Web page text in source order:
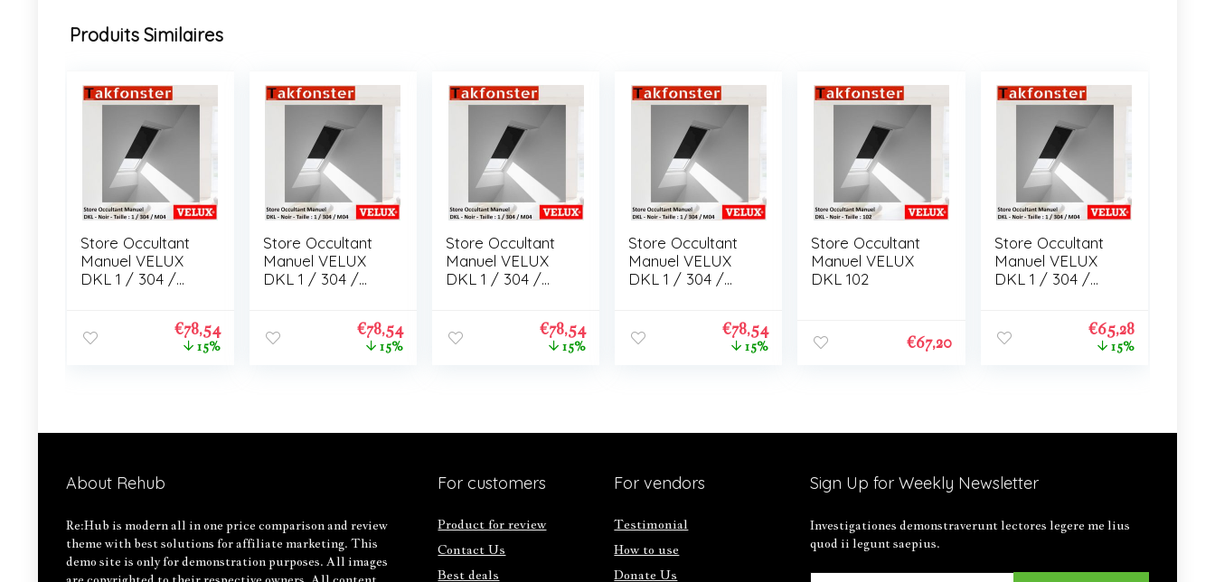
Produits Similaires
Store Occultant
Manuel VELUX
DKL 1 / 304 /
€78,54
15%
Store Occultant
Manuel VELUX
DKL 1 / 304 /
€78,54
15%
Store Occultant
Manuel VELUX
DKL 1 / 304 /
€78,54
15%
Store Occultant
Manuel VELUX
DKL 1 / 304 /
€78,54
15%
Store Occultant
Manuel VELUX
DKL 102
€67,20
Store Occultant
Manuel VELUX
DKL 1 / 304 /
€65,28
15%
About Rehub
Re:Hub is modern all in one price comparison and review
theme with best solutions for affiliate marketing. This
demo site is only for demonstration purposes. All images
For customers
Product for review
Contact Us
Best deals
For vendors
Testimonial
How to use
Donate Us
Sign Up for Weekly Newsletter
Investigationes demonstraverunt lectores legere me lius
quod ii legunt saepius.